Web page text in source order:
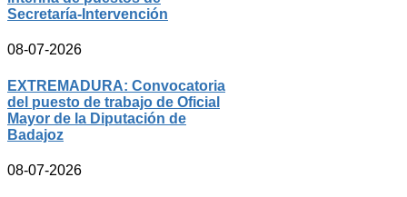
Secretaría-Intervención
08-07-2026
EXTREMADURA: Convocatoria
del puesto de trabajo de Oficial
Mayor de la Diputación de
Badajoz
08-07-2026